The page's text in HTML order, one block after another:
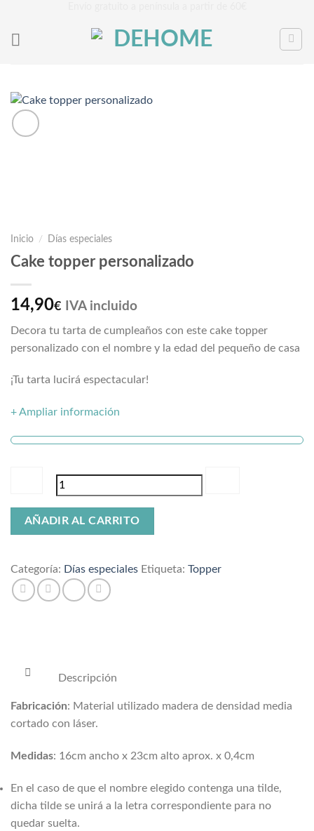
contenido
Inicio / Días especiales
Cake topper personalizado
14,90€ IVA incluido
Decora tu tarta de cumpleaños con este cake topper
personalizado con el nombre y la edad del pequeño de casa
¡Tu tarta lucirá espectacular!
+ Ampliar información
Cake
cantidad
AÑADIR AL CARRITO
Categoría: Días especiales Etiqueta: Topper
Descripción
Fabricación: Material utilizado madera de densidad media
cortado con láser.
Medidas: 16cm ancho x 23cm alto aprox. x 0,4cm
En el caso de que el nombre elegido contenga una tilde,
dicha tilde se unirá a la letra correspondiente para no
quedar suelta.